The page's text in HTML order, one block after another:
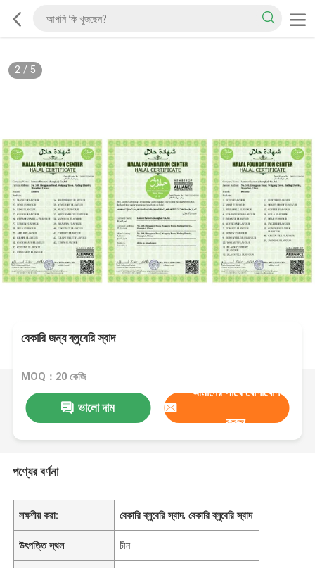
2/ 5
বেকারি জন্য ব্লুবেরি স্বাদ
MOQ：20 কেজি
ভালো দাম
আমাদের সাথে যোগাযোগ
করুন
পণ্যের বর্ণনা
লক্ষণীয় করা: বেকারি ব্লুবেরি স্বাদ,বেকারি ব্লুবেরি স্বাদ
উৎপত্তি স্থল চীন